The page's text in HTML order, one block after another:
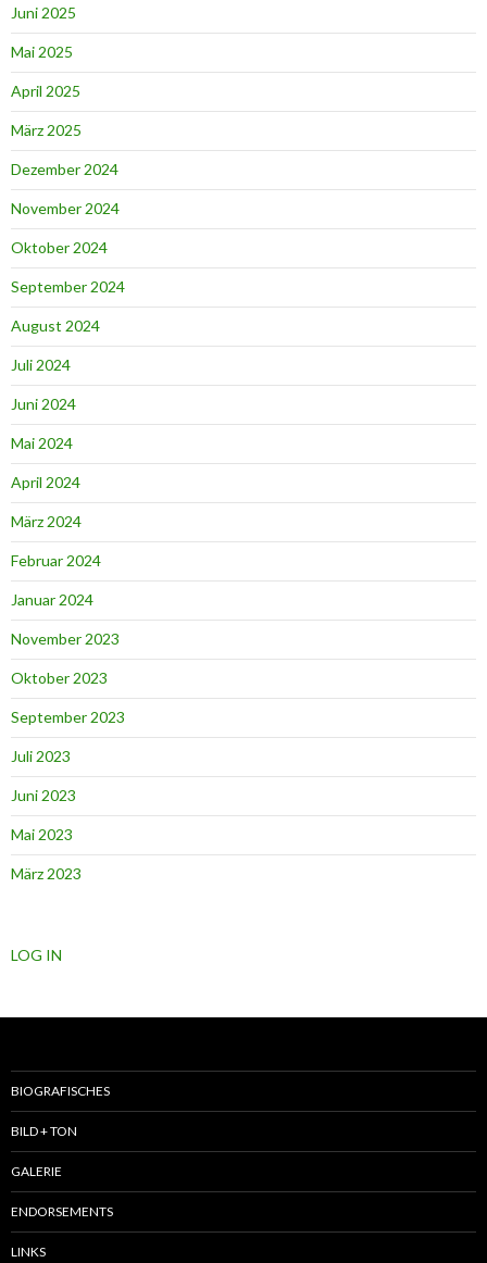
Juni 2025
Mai 2025
April 2025
März 2025
Dezember 2024
November 2024
Oktober 2024
September 2024
August 2024
Juli 2024
Juni 2024
Mai 2024
April 2024
März 2024
Februar 2024
Januar 2024
November 2023
Oktober 2023
September 2023
Juli 2023
Juni 2023
Mai 2023
März 2023
LOG IN
BIOGRAFISCHES
BILD + TON
GALERIE
ENDORSEMENTS
LINKS